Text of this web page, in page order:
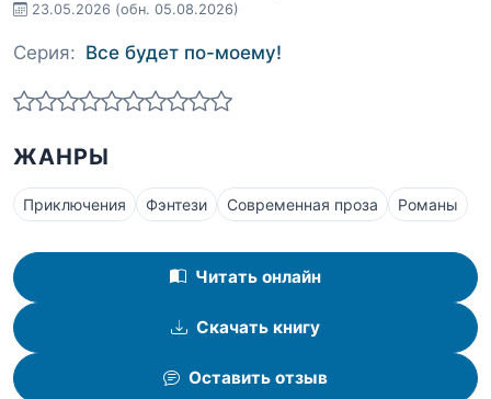
23.05.2026 (обн. 05.08.2026)
Серия: Все будет по-моему!
ЖАНРЫ
Приключения Фэнтези Современная проза Романы
Читать онлайн
Скачать книгу
Оставить отзыв